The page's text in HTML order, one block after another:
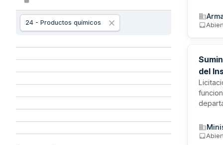
24 - Productos químicos
del